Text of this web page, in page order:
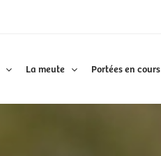
La meute Portées en cours